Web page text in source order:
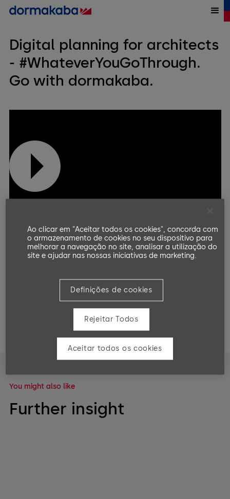
Digital planning for architects
- #WhateverYouGoThrough.
Go with dormakaba.
Open in Youtube
As said in the video:
You might also like
Further insight
Ao clicar em "Aceitar todos os cookies", concorda com
o armazenamento de cookies no seu dispositivo para
melhorar a navegação no site, analisar a utilização do
site e ajudar nas nossas iniciativas de marketing.
Definições de cookies
Rejeitar Todos
Aceitar todos os cookies